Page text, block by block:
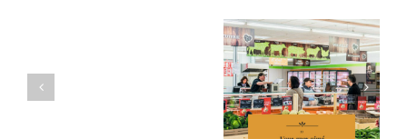
Vous avez aimé #32